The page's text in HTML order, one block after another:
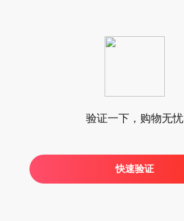
验证一下，购物无忧
快速验证